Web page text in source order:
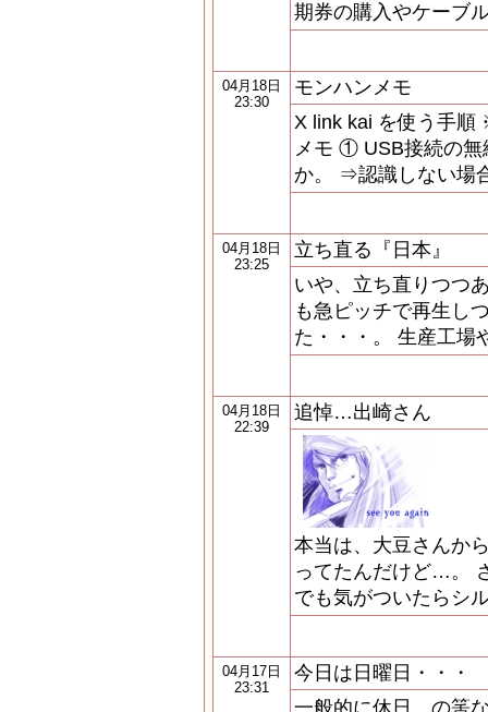
期券の購入やケーブ
04月18日
23:30
モンハンメモ
X link kai を使う手順
メモ ① USB接続の無
か。 ⇒認識しない場
04月18日
23:25
立ち直る『日本』
いや、立ち直りつつ
も急ピッチで再生し
た・・・。 生産工場
04月18日
22:39
追悼…出崎さん
本当は、大豆さんか
ってたんだけど…。
でも気がついたらシ
04月17日
23:31
今日は日曜日・・・
一般的に休日、の筈